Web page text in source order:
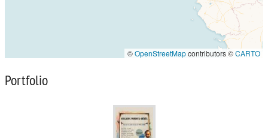
©OpenStreetMapcontributors ©CARTO
Portfolio